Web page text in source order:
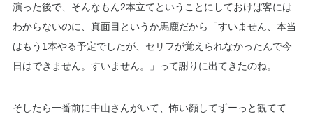
演った後で、そんなもん2本立てということにしておけば客には
わからないのに、真面目というか馬鹿だから「すいません、本当
はもう1本やる予定でしたが、セリフが覚えられなかったんで今
日はできません。すいません。」って謝りに出てきたのね。
そしたら一番前に中山さんがいて、怖い顔してずーっと観てて